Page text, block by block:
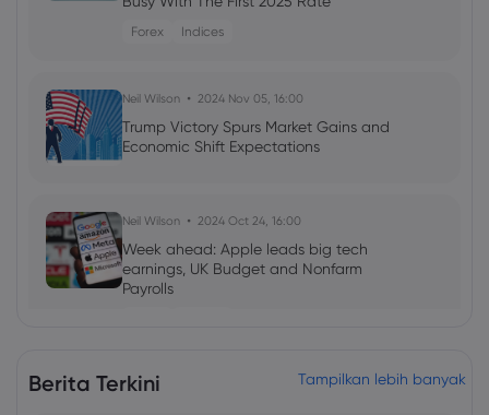
Forex Indices
Neil Wilson 2024 Nov 05, 16:00
Trump Victory Spurs Market Gains and
Economic Shift Expectations
Neil Wilson 2024 Oct 24, 16:00
Week ahead: Apple leads big tech
earnings, UK Budget and Nonfarm
Payrolls
Neil Wilson
Berita Terkini Tampilkan lebih banyak